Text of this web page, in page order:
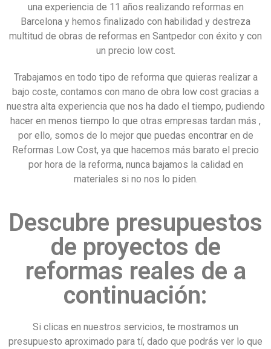
una experiencia de 11 años realizando reformas en
Barcelona y hemos finalizado con habilidad y destreza
multitud de obras de reformas en Santpedor con éxito y con
un precio low cost.
Trabajamos en todo tipo de reforma que quieras realizar a
bajo coste, contamos con mano de obra low cost gracias a
nuestra alta experiencia que nos ha dado el tiempo, pudiendo
hacer en menos tiempo lo que otras empresas tardan más ,
por ello, somos de lo mejor que puedas encontrar en de
Reformas Low Cost, ya que hacemos más barato el precio
por hora de la reforma, nunca bajamos la calidad en
materiales si no nos lo piden.
Descubre presupuestos
de proyectos de
reformas reales de a
continuación:
Si clicas en nuestros servicios, te mostramos un
presupuesto aproximado para tí, dado que podrás ver lo que